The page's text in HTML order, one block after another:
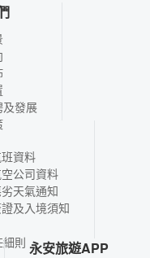
及發展
資料
公司資料
天氣通知
及入境須知
則 永安旅遊APP